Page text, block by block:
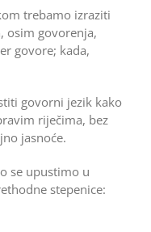
trebamo izraziti
osim govorenja,
govore; kada,
govorni jezik kako
riječima, bez
jasnoće.
se upustimo u
stepenice: